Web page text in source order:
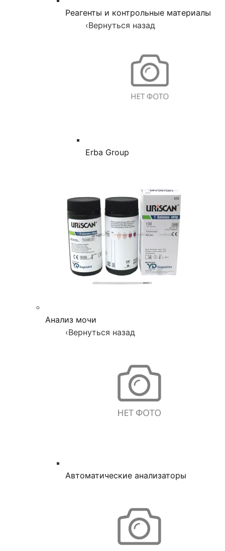
Реагенты и контрольные материалы
‹Вернуться назад
Erba Group
Анализ мочи
‹Вернуться назад
Автоматические анализаторы